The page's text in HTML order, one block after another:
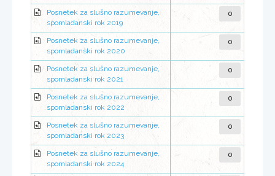
Posnetek za slušno razumevanje,
spomladanski rok 2019
0
Posnetek za slušno razumevanje,
spomladanski rok 2020
0
Posnetek za slušno razumevanje,
spomladanski rok 2021
0
Posnetek za slušno razumevanje,
spomladanski rok 2022
0
Posnetek za slušno razumevanje,
spomladanski rok 2023
0
Posnetek za slušno razumevanje,
spomladanski rok 2024
0